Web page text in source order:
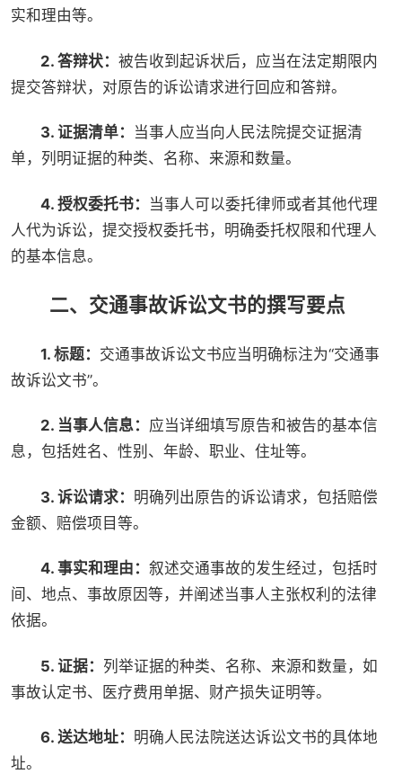
实和理由等。
2. 答辩状：被告收到起诉状后，应当在法定期限内
提交答辩状，对原告的诉讼请求进行回应和答辩。
3. 证据清单： 当事人应当向人民法院提交证据清
单，列明证据的种类、名称、来源和数量。
4. 授权委托书： 当事人可以委托律师或者其他代理
人代为诉讼，提交授权委托书，明确委托权限和代理人
的基本信息。
二、交通事故诉讼文书的撰写要点
1. 标题： 交通事故诉讼文书应当明确标注为“交通事
故诉讼文书”。
2. 当事人信息： 应当详细填写原告和被告的基本信
息，包括姓名、性别、年龄、职业、住址等。
3. 诉讼请求： 明确列出原告的诉讼请求，包括赔偿
金额、赔偿项目等。
4. 事实和理由：叙述交通事故的发生经过，包括时
间、地点、事故原因等，并阐述当事人主张权利的法律
依据。
5. 证据： 列举证据的种类、名称、来源和数量，如
事故认定书、医疗费用单据、财产损失证明等。
6. 送达地址： 明确人民法院送达诉讼文书的具体地
址。